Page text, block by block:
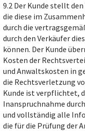
9.2 Der Kunde stellt
die diese im
durch die
durch den Verkäufer
können. Der Kunde
Kosten der
und Anwaltskosten in
die Rechtsverletzung
Kunde ist verpflichtet,
Inanspruchnahme
und vollständig alle
die für die Prüfung der